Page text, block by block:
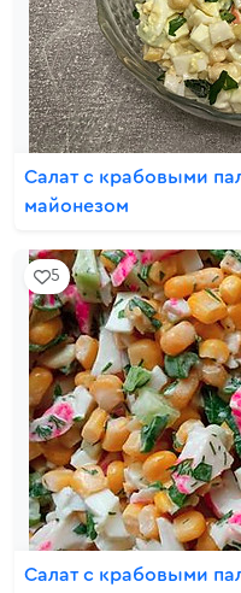
Салат с крабовыми
майонезом
5
Салат с крабовыми